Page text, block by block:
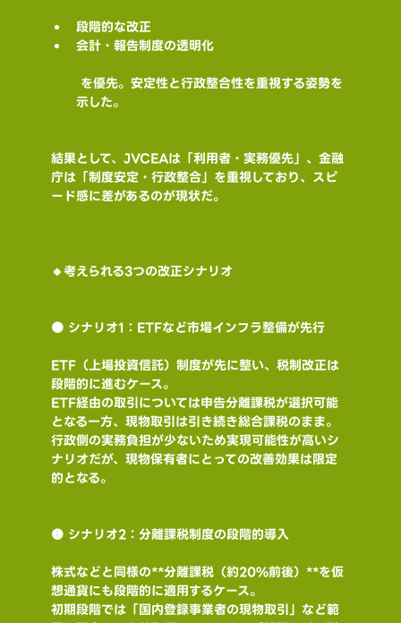
段階的な改正
会計・報告制度の透明化
示した。
結果として、JVCEAは「利用者・実務優先」、金融
庁は「制度安定・行政整合」を重視しており、スピ
ード感に差があるのが現状だ。
🔸考えられる3つの改正シナリオ
🟠 シナリオ1：ETFなど市場インフラ整備が先行
ETF（上場投資信託）制度が先に整い、税制改正は
段階的に進むケース。
ETF経由の取引については申告分離課税が選択可能
となる一方、現物取引は引き続き総合課税のまま。
行政側の実務負担が少ないため実現可能性が高いシ
ナリオだが、現物保有者にとっての改善効果は限定
的となる。
🟡 シナリオ2：分離課税制度の段階的導入
株式などと同様の**分離課税（約20%前後）**を仮
想通貨にも段階的に適用するケース。
初期段階では「国内登録事業者の現物取引」など範